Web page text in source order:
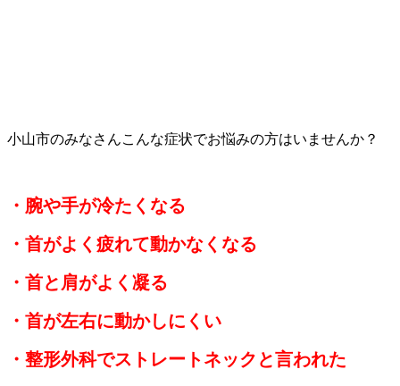
小山市のみなさんこんな症状でお悩みの方はいませんか？
・腕や手が冷たくなる
・首がよく疲れて動かなくなる
・首と肩がよく凝る
・首が左右に動かしにくい
・整形外科でストレートネックと言われた